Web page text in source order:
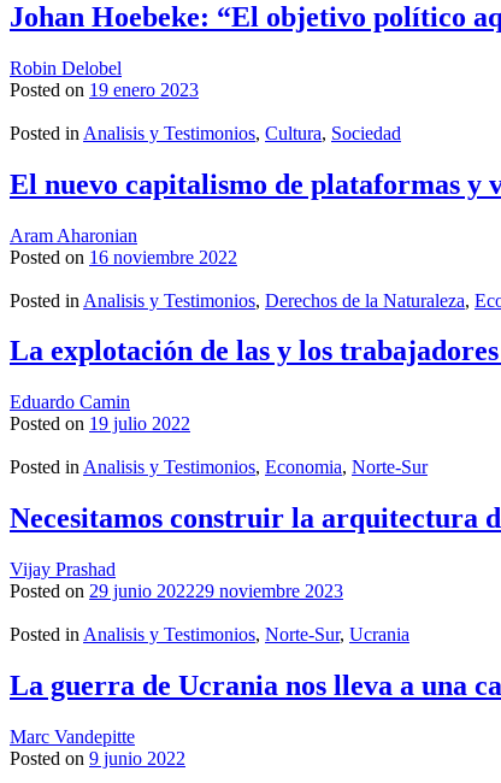
Johan Hoebeke: “El objetivo político
Robin Delobel
Posted on 19 enero 2023
Posted in Analisis y Testimonios, Cultura, Sociedad
El nuevo capitalismo de plataformas y
Aram Aharonian
Posted on 16 noviembre 2022
Posted in Analisis y Testimonios, Derechos de la Naturaleza,
La explotación de las y los
Eduardo Camin
Posted on 19 julio 2022
Posted in Analisis y Testimonios, Economia, Norte-Sur
Necesitamos construir la arquitectura
Vijay Prashad
Posted on 29 junio 202229 noviembre 2023
Posted in Analisis y Testimonios, Norte-Sur, Ucrania
La guerra de Ucrania nos lleva a una
Marc Vandepitte
Posted on 9 junio 2022